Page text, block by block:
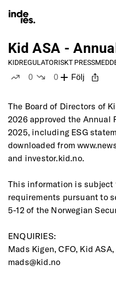
Kid ASA -
KIDREGULATORISKT
0
0
Följ
The Board of Directors of
2026 approved the Annual
2025, including ESG
downloaded from
and investor.kid.no.
This information is
requirements pursuant to
5-12 of the Norwegian
ENQUIRIES:
Mads Kigen, CFO, Kid
mads@kid.no